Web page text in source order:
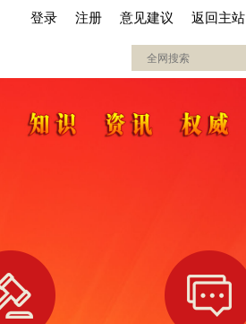
登录 注册 意见建议 返回主站